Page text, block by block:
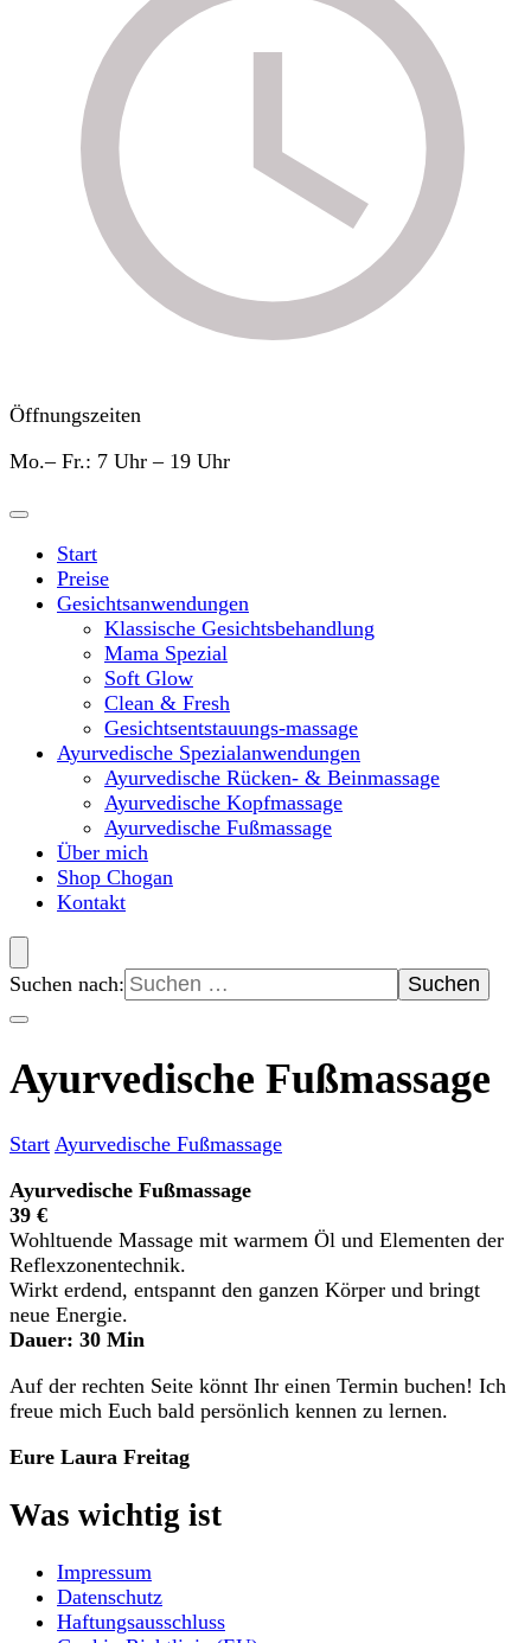
Öffnungszeiten
Mo.– Fr.: 7 Uhr – 19 Uhr
Start
Preise
Gesichtsanwendungen
Klassische Gesichtsbehandlung
Mama Spezial
Soft Glow
Clean & Fresh
Gesichtsentstauungs-massage
Ayurvedische Spezialanwendungen
Ayurvedische Rücken- & Beinmassage
Ayurvedische Kopfmassage
Ayurvedische Fußmassage
Über mich
Shop Chogan
Kontakt
Suchen nach:
Ayurvedische Fußmassage
Start Ayurvedische Fußmassage
Ayurvedische Fußmassage
39 €
Wohltuende Massage mit warmem Öl und Elementen der
Reflexzonentechnik.
Wirkt erdend, entspannt den ganzen Körper und bringt
neue Energie.
Dauer: 30 Min
Auf der rechten Seite könnt Ihr einen Termin buchen! Ich
freue mich Euch bald persönlich kennen zu lernen.
Eure Laura Freitag
Was wichtig ist
Impressum
Datenschutz
Haftungsausschluss